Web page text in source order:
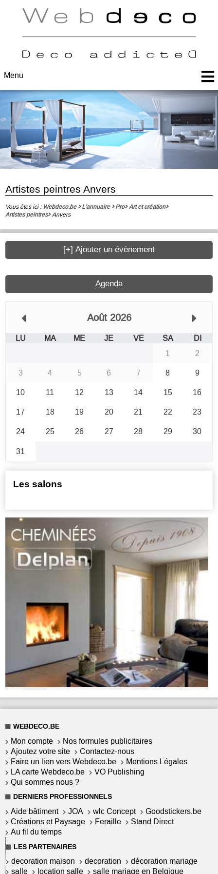
Menu
Artistes peintres Anvers
Vous êtes ici : Webdeco.be L'annuaire Pro Art et création
Artistes peintres Anvers
Agenda
Août 2026
LU MA ME JE VE SA
DI
1
2
3
4 5 6 7 8
9
10
11 12 13 14 15
16
17
18 19 20 21 22
23
24
25 26 27 28 29
30
31
[+] Ajouter un évènement
Les salons
WEBDECO.BE
Mon compte
Nos formules publicitaires
Ajoutez votre site
Contactez-nous
Faire un lien vers Webdeco.be
Mentions Légales
LA carte Webdeco.be
VO Publishing
Qui sommes nous ?
DERNIERS PROFESSIONNELS
Aide bâtiment JOA wlc Concept
Goodstickers.be
Créations et Paysage
Feraille
Stand Direct
Au fil du temps
LES PARTENAIRES
decoration maison decoration
décoration mariage
salle
location salle salle mariage en Belgique